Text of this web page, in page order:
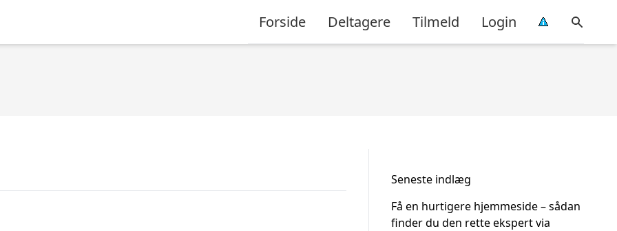
Forside Deltagere Tilmeld Login
Seneste indlæg
Få en hurtigere hjemmeside – sådan
finder du den rette ekspert via